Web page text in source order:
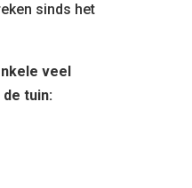
sinds het
veel
tuin: